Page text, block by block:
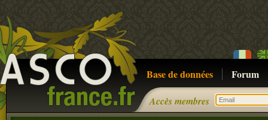
Base de données Forum
Accès membres